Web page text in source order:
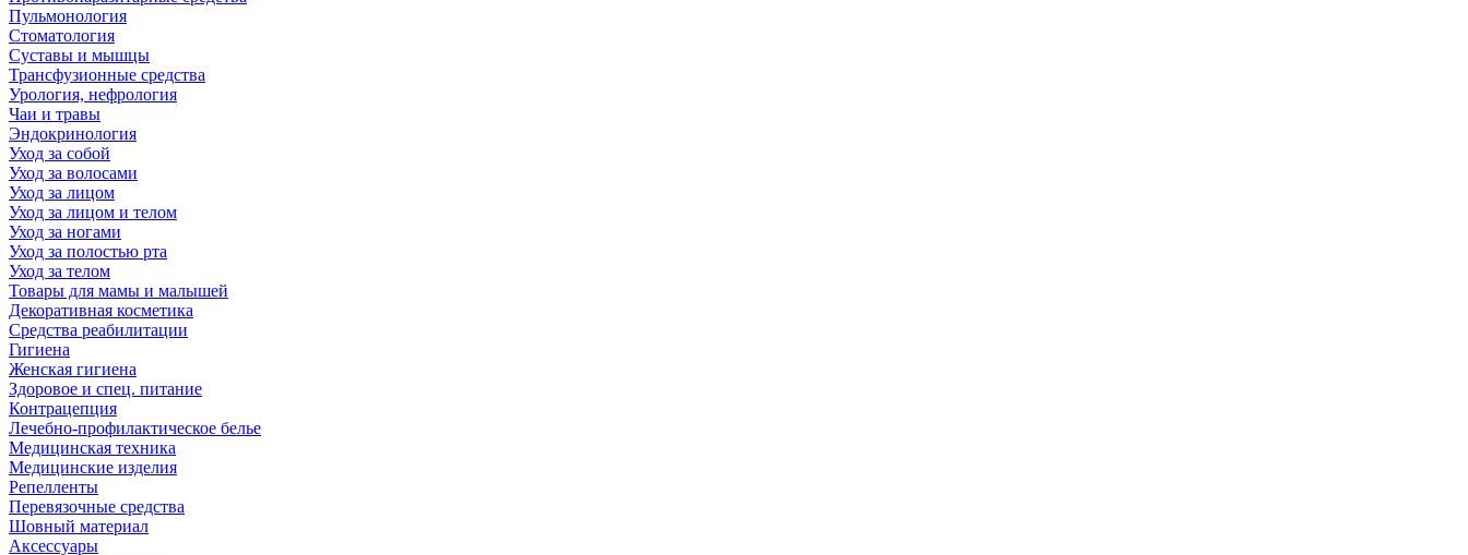
Пульмонология
Стоматология
Суставы и мышцы
Трансфузионные средства
Урология, нефрология
Чаи и травы
Эндокринология
Уход за собой
Уход за волосами
Уход за лицом
Уход за лицом и телом
Уход за ногами
Уход за полостью рта
Уход за телом
Товары для мамы и малышей
Декоративная косметика
Средства реабилитации
Гигиена
Женская гигиена
Здоровое и спец. питание
Контрацепция
Лечебно-профилактическое белье
Медицинская техника
Медицинские изделия
Репелленты
Перевязочные средства
Шовный материал
Аксессуары